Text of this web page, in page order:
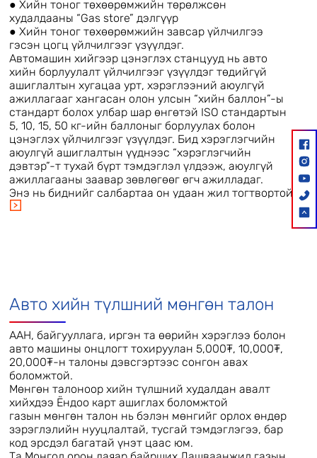
● Хийн тоног төхөөрөмжийн төрөлжсөн
худалдааны “Gas store” дэлгүүр
● Хийн тоног төхөөрөмжийн завсар үйлчилгээ
гэсэн цогц үйлчилгээг үзүүлдэг.
Автомашин хийгээр цэнэглэх станцууд нь авто
хийн борлуулалт үйлчилгээг үзүүлдэг төдийгүй
ашиглалтын хугацаа урт, хэрэглээний аюулгүй
ажиллагааг хангасан олон улсын “хийн баллон”-ы
стандарт болох улбар шар өнгөтэй ISO стандартын
5, 10, 15, 50 кг-ийн баллоныг борлуулах болон
цэнэглэх үйлчилгээг үзүүлдэг. Бид хэрэглэгчийн
аюулгүй ашиглалтын үүднээс “хэрэглэгчийн
дэвтэр”-т тухай бүрт тэмдэглэл үлдээж, аюулгүй
ажиллагааны заавар зөвлөгөөг өгч ажилладаг.
Энэ нь биднийг салбартаа он удаан жил тогтвортой
үйл ажиллагаа явуулж байгааг илтгэхийн зэрэгцээ
хэрэглэхийг багасгаж цөлжилтийг бууруулах,
цаашлаад хийн түлшийг халаалтандаа
ашигласнаар утаагүй цэвэр орчинд амьдрах
боломж бүхий технологийн шинэ шийдэл,
хөгжлийн гарц гэж үзэн ажилладаг.
Авто хийн түлшний мөнгөн талон
ААН, байгууллага, иргэн та өөрийн хэрэглээ болон
авто машины онцлогт тохируулан 5,000₮, 10,000₮,
20,000₮-н талоны дэвсгэртээс сонгон авах
боломжтой.
Мөнгөн талоноор хийн түлшний худалдан авалт
хийхдээ Ёндоо карт ашиглах боломжтой
газын мөнгөн талон нь бэлэн мөнгийг орлох өндөр
зэрэглэлийн нууцлалтай, тусгай тэмдэглэгээ, бар
код эрсдэл багатай үнэт цаас юм.